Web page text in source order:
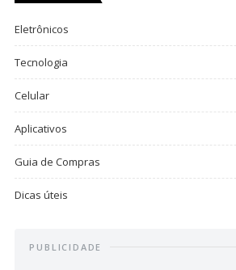
Eletrônicos
Tecnologia
Celular
Aplicativos
Guia de Compras
Dicas úteis
PUBLICIDADE